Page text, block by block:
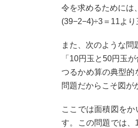
令を求めるためには
(39−2−4)÷3＝11より
また、次のような問
「10円玉と50円玉
つるかめ算の典型的
問題だからこそ図が
ここでは面積図を
す。この問題では